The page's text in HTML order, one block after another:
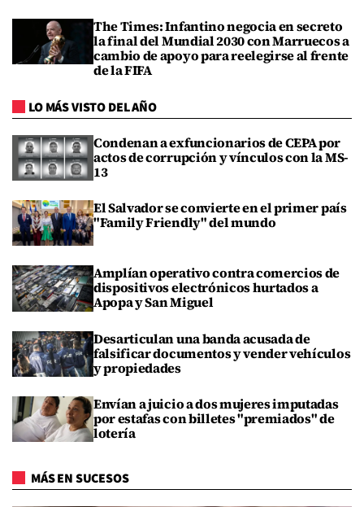
The Times: Infantino negocia en secreto
la final del Mundial 2030 con Marruecos a
cambio de apoyo para reelegirse al frente
de la FIFA
LO MÁS VISTO DEL AÑO
Condenan a exfuncionarios de CEPA por
actos de corrupción y vínculos con la MS-
13
El Salvador se convierte en el primer país
"Family Friendly" del mundo
Amplían operativo contra comercios de
dispositivos electrónicos hurtados a
Apopa y San Miguel
Desarticulan una banda acusada de
falsificar documentos y vender vehículos
y propiedades
Envían a juicio a dos mujeres imputadas
por estafas con billetes "premiados" de
lotería
MÁS EN SUCESOS